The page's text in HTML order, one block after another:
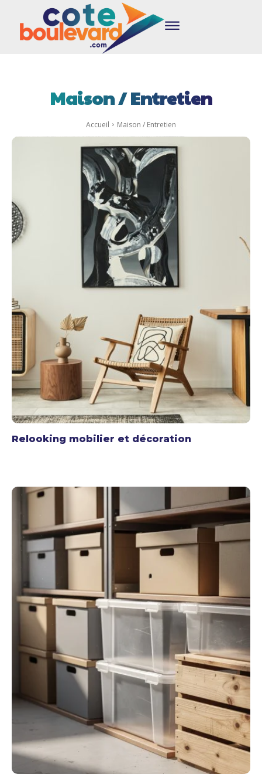
Maison / Entretien
Accueil Maison / Entretien
Relooking mobilier et décoration